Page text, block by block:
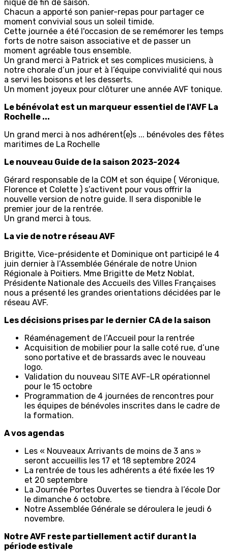
nique de fin de saison.
Chacun a apporté son panier-repas pour partager ce
moment convivial sous un soleil timide.
Cette journée a été l'occasion de se remémorer les temps
forts de notre saison associative et de passer un
moment agréable tous ensemble.
Un grand merci à Patrick et ses complices musiciens, à
notre chorale d’un jour et à l’équipe convivialité qui nous
a servi les boisons et les desserts.
Un moment joyeux pour clôturer une année AVF tonique.
Le bénévolat est un marqueur essentiel de l'AVF La
Rochelle ...
Un grand merci à nos adhérent(e)s ... bénévoles des fêtes
maritimes de La Rochelle
Le nouveau Guide de la saison 2023-2024
Gérard responsable de la COM et son équipe ( Véronique,
Florence et Colette ) s’activent pour vous offrir la
nouvelle version de notre guide. Il sera disponible le
premier jour de la rentrée.
Un grand merci à tous.
La vie de notre réseau AVF
Brigitte, Vice-présidente et Dominique ont participé le 4
juin dernier à l’Assemblée Générale de notre Union
Régionale à Poitiers. Mme Brigitte de Metz Noblat,
Présidente Nationale des Accueils des Villes Françaises
nous a présenté les grandes orientations décidées par le
réseau AVF.
Les décisions prises par le dernier CA de la saison
Réaménagement de l’Accueil pour la rentrée
Acquisition de mobilier pour la salle coté rue, d’une
sono portative et de brassards avec le nouveau
logo.
Validation du nouveau SITE AVF-LR opérationnel
pour le 15 octobre
Programmation de 4 journées de rencontres pour
les équipes de bénévoles inscrites dans le cadre de
la formation.
A vos agendas
Les « Nouveaux Arrivants de moins de 3 ans »
seront accueillis les 17 et 18 septembre 2024
La rentrée de tous les adhérents a été fixée les 19
et 20 septembre
La Journée Portes Ouvertes se tiendra à l’école Dor
le dimanche 6 octobre.
Notre Assemblée Générale se déroulera le jeudi 6
novembre.
Notre AVF reste partiellement actif durant la
période estivale